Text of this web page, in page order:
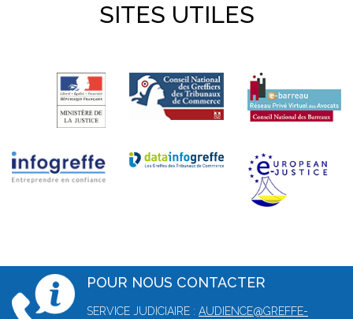
SITES UTILES
POUR NOUS CONTACTER
SERVICE JUDICIAIRE : AUDIENCE@GREFFE-